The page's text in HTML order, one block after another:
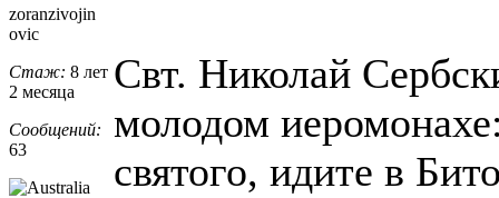
zoranzivojin
ovic
Стаж: 8 лет
2 месяца
Сообщений:
63
Свт. Николай
молодом
святого, идите в